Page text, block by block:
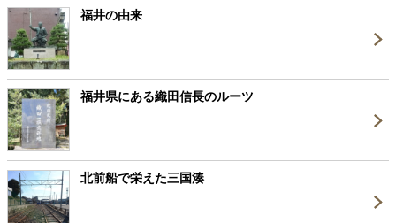
福井の由来
福井県にある織田信長のルーツ
北前船で栄えた三国湊